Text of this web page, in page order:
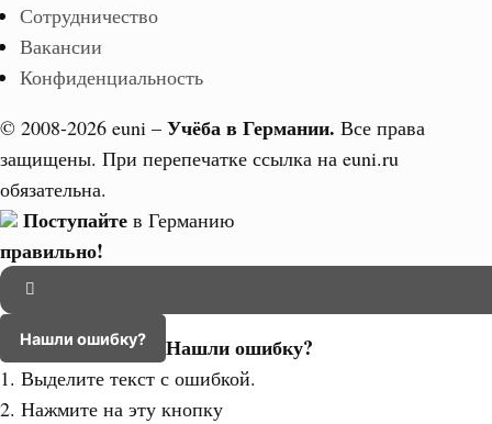
Сотрудничество
Вакансии
Конфиденциальность
© 2008-2026 euni – Учёба в Германии. Все права
защищены. При перепечатке ссылка на euni.ru
обязательна.
Поступайте в Германию
правильно!
Нашли ошибку? Нашли ошибку?
1. Выделите текст с ошибкой.
2. Нажмите на эту кнопку